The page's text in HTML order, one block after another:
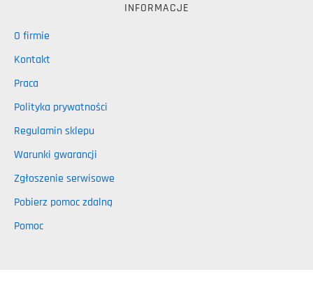
INFORMACJE
O firmie
Kontakt
Praca
Polityka prywatności
Regulamin sklepu
Warunki gwarancji
Zgłoszenie serwisowe
Pobierz pomoc zdalną
Pomoc